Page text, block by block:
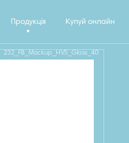
Продукція Купуй онлайн
232_FB_Mockup_HVS_Glass_40